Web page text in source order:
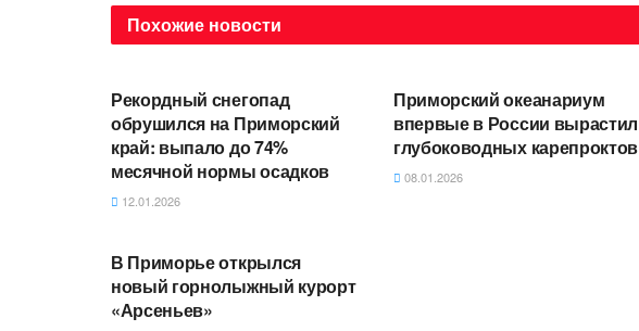
Похожие новости
Рекордный снегопад
обрушился на Приморский
край: выпало до 74%
месячной нормы осадков
12.01.2026
Приморский океанариум
впервые в России вырастил
глубоководных карепроктов
08.01.2026
В Приморье открылся
новый горнолыжный курорт
«Арсеньев»